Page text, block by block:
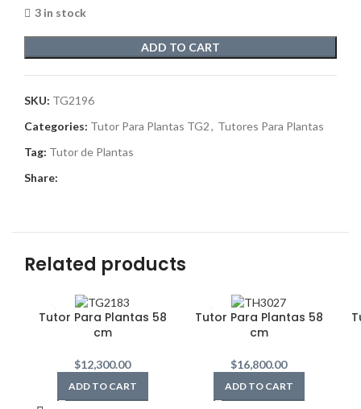
3 in stock
ADD TO CART
SKU: TG2196
Categories: Tutor Para Plantas TG2, Tutores Para Plantas
Tag: Tutor de Plantas
Share:
Related products
Tutor Para Plantas 58
cm
$12,300.00
ADD TO CART
Tutor Para Plantas 58
cm
$16,800.00
ADD TO CART